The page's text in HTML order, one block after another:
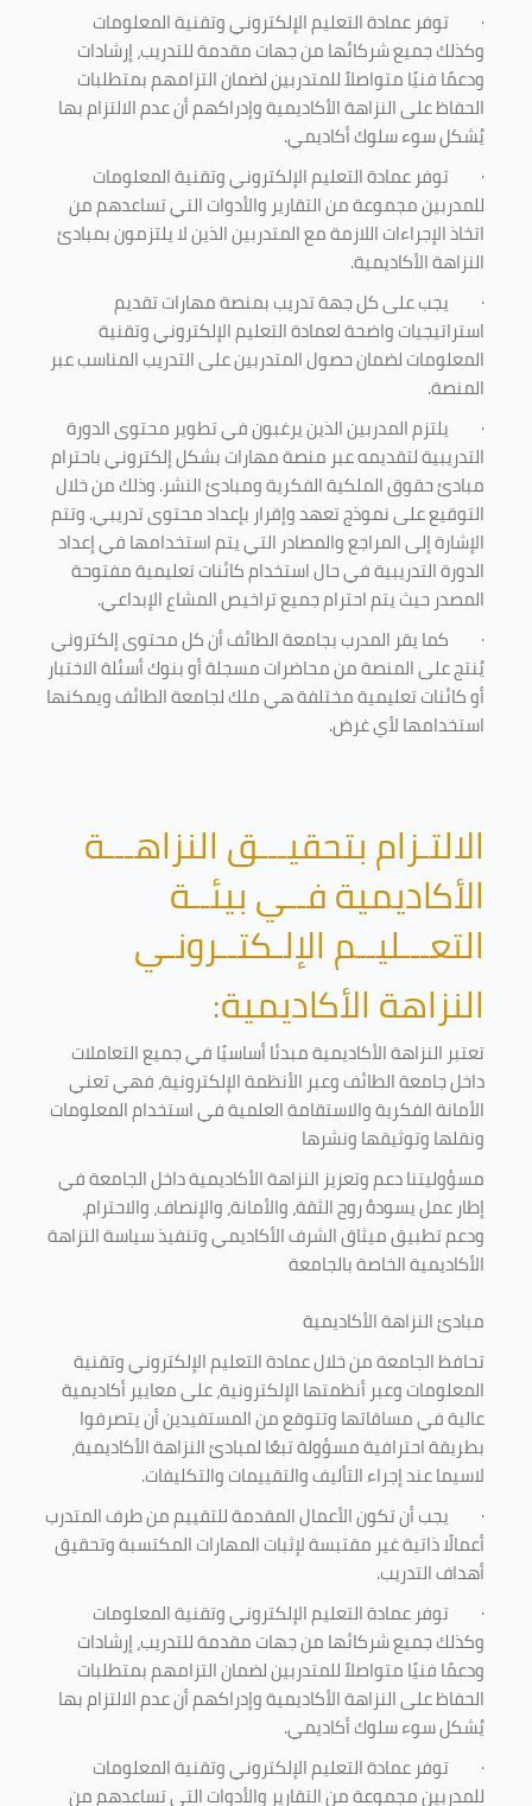
· توفر عمادة التعليم الإلكتروني وتقنية المعلومات
وكذلك جميع شركائها من جهات مقدمة للتدريب، إرشادات
ودعمًا فنيًا متواصلاً للمتدربين لضمان التزامهم بمتطلبات
الحفاظ على النزاهة الأكاديمية وإدراكهم أن عدم الالتزام بها
يُشكل سوء سلوك أكاديمي.
· توفر عمادة التعليم الإلكتروني وتقنية المعلومات
للمدربين مجموعة من التقارير والأدوات التي تساعدهم من
اتخاذ الإجراءات اللازمة مع المتدربين الذين لا يلتزمون بمبادئ
النزاهة الأكاديمية.
· يجب على كل جهة تدريب بمنصة مهارات تقديم
استراتيجيات واضحة لعمادة التعليم الإلكتروني وتقنية
المعلومات لضمان حصول المتدربين على التدريب المناسب عبر
المنصة.
· يلتزم المدربين الذين يرغبون في تطوير محتوى الدورة
التدريبية لتقديمه عبر منصة مهارات بشكل إلكتروني باحترام
مبادئ حقوق الملكية الفكرية ومبادئ النشر. وذلك من خلال
التوقيع على نموذج تعهد وإقرار بإعداد محتوى تدريبي. وتتم
الإشارة إلى المراجع والمصادر التي يتم استخدامها في إعداد
الدورة التدريبية في حال استخدام كائنات تعليمية مفتوحة
المصدر حيث يتم احترام جميع تراخيص المشاع الإبداعي.
· كما يقر المدرب بجامعة الطائف أن كل محتوى إلكتروني
يُنتج على المنصة من محاضرات مسجلة أو بنوك أسئلة الاختبار
أو كائنات تعليمية مختلفة هي ملك لجامعة الطائف ويمكنها
استخدامها لأي غرض.
الالتـزام بتحقيـــق النزاهـــة
الأكاديمية فــي بيئــة
التعـــليــم الإلـكتــرونـي
النزاهة الأكاديمية:
تعتبر النزاهة الأكاديمية مبدئا أساسيًا في جميع التعاملات
داخل جامعة الطائف وعبر الأنظمة الإلكترونية، فهي تعني
الأمانة الفكرية والاستقامة العلمية في استخدام المعلومات
ونقلها وتوثيقها ونشرها
مسؤوليتنا دعم وتعزيز النزاهة الأكاديمية داخل الجامعة في
إطار عمل يسودهُ روح الثقة، والأمانة، والإنصاف، والاحترام،
ودعم تطبيق ميثاق الشرف الأكاديمي وتنفيذ سياسة النزاهة
الأكاديمية الخاصة بالجامعة
مبادئ النزاهة الأكاديمية
تحافظ الجامعة من خلال عمادة التعليم الإلكتروني وتقنية
المعلومات وعبر أنظمتها الإلكترونية، على معايير أكاديمية
عالية في مساقاتها وتتوقع من المستفيدين أن يتصرفوا
بطريقة احترافية مسؤولة تبعًا لمبادئ النزاهة الأكاديمية،
لاسيما عند إجراء التأليف والتقييمات والتكليفات.
· يجب أن تكون الأعمال المقدمة للتقييم من طرف المتدرب
أعمالًا ذاتية غير مقتبسة لإثبات المهارات المكتسبة وتحقيق
أهداف التدريب.
· توفر عمادة التعليم الإلكتروني وتقنية المعلومات
وكذلك جميع شركائها من جهات مقدمة للتدريب، إرشادات
ودعمًا فنيًا متواصلاً للمتدربين لضمان التزامهم بمتطلبات
الحفاظ على النزاهة الأكاديمية وإدراكهم أن عدم الالتزام بها
يُشكل سوء سلوك أكاديمي.
· توفر عمادة التعليم الإلكتروني وتقنية المعلومات
للمدربين مجموعة من التقارير والأدوات التي تساعدهم من